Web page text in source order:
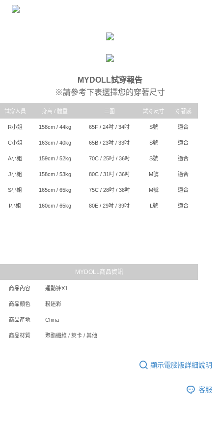
５．嚴禁一人註冊多個帳號或使用他人資訊註冊。若發現惡意使用之情形，
恩沛科技股份有限公司將有權停止該用戶之使用額度並採取法律行動。
貨到付款(新竹貨運)
MYDOLL試穿報告
※請參考下表選擇您的穿著尺寸
試穿人員 身高 / 體重 三圍 試穿尺寸 穿著感
R小姐 158cm / 44kg 65F / 24吋 / 34吋 S號 適合
C小姐 163cm / 40kg 65B / 23吋 / 33吋 S號 適合
A小姐 159cm / 52kg 70C / 25吋 / 36吋 S號 適合
J小姐 158cm / 53kg 80C / 31吋 / 36吋 M號 適合
S小姐 165cm / 65kg 75C / 28吋 / 38吋 M號 適合
I小姐 160cm / 65kg 80E / 29吋 / 39吋 L號 適合
MYDOLL商品資訊
商品內容 運動褲X1
商品顏色 粉迷彩
商品產地 China
商品材質 聚酯纖維 / 萊卡 / 其他
顯示電腦版詳細說明
客服